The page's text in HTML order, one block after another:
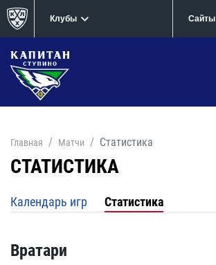
Клубы Сайты
Главная Матчи Статистика
СТАТИСТИКА
Календарь игр Статистика
Вратари